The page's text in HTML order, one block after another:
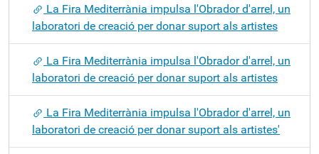
La Fira Mediterrània impulsa l'Obrador d'arrel, un
laboratori de creació per donar suport als artistes
La Fira Mediterrània impulsa l'Obrador d'arrel, un
laboratori de creació per donar suport als artistes
La Fira Mediterrània impulsa l'Obrador d'arrel, un
laboratori de creació per donar suport als artistes'